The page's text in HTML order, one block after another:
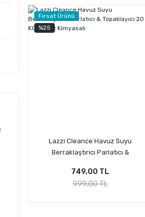
Fırsat Ürünü
%25
Lazzi Cleance Havuz Suyu
Berraklaştırıcı Parlatıcı &
749,00 TL
999,00 TL